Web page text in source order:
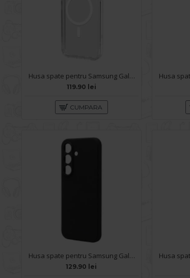
Husa spate pentru Samsung Galaxy S26 Space Magsafe
119.90 lei
CUMPARA
Husa spate pentru Samsung Galaxy S26 B-Silicon Case - Negru
129.90 lei